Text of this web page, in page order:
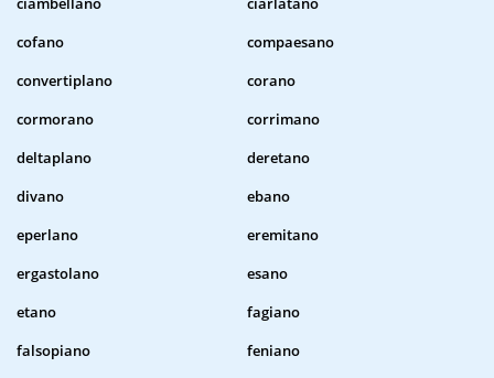
cofano
compaesano
convertiplano
corano
cormorano
corrimano
deltaplano
deretano
divano
ebano
eperlano
eremitano
ergastolano
esano
etano
fagiano
falsopiano
feniano